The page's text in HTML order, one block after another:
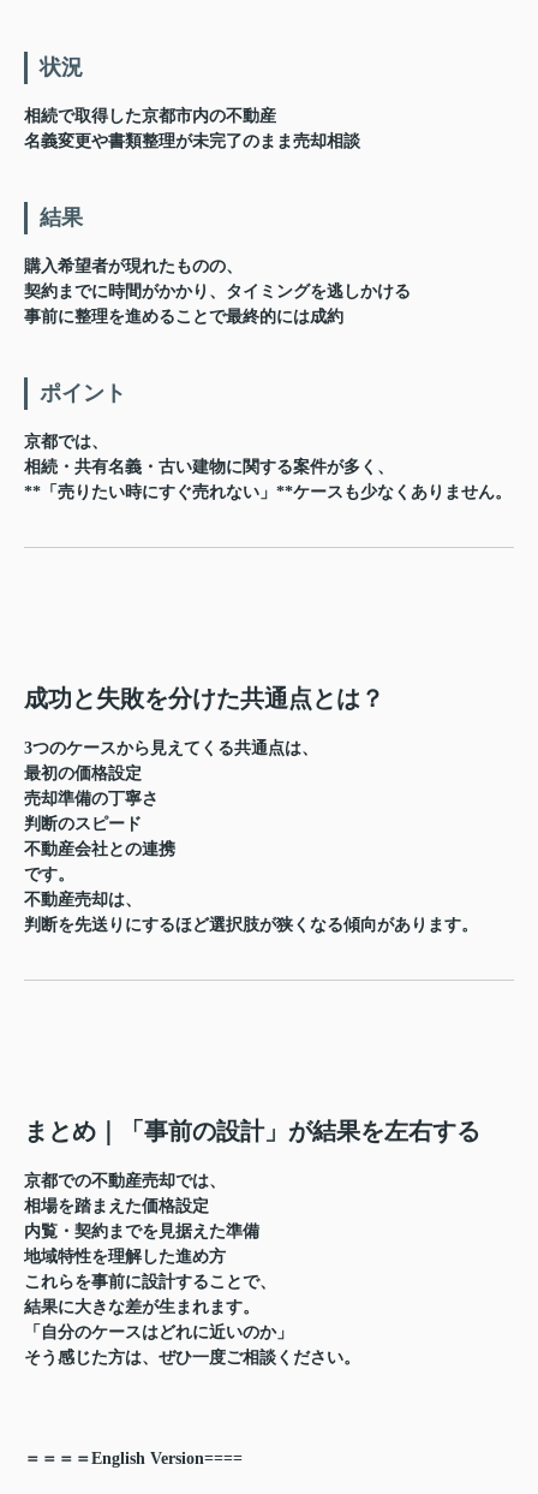
状況
相続で取得した京都市内の不動産
名義変更や書類整理が未完了のまま売却相談
結果
購入希望者が現れたものの、
契約までに時間がかかり、タイミングを逃しかける
事前に整理を進めることで最終的には成約
ポイント
京都では、
相続・共有名義・古い建物に関する案件が多く、
**「売りたい時にすぐ売れない」**ケースも少なくありません。
成功と失敗を分けた共通点とは？
3つのケースから見えてくる共通点は、
最初の価格設定
売却準備の丁寧さ
判断のスピード
不動産会社との連携
です。
不動産売却は、
判断を先送りにするほど選択肢が狭くなる傾向があります。
まとめ｜「事前の設計」が結果を左右する
京都での不動産売却では、
相場を踏まえた価格設定
内覧・契約までを見据えた準備
地域特性を理解した進め方
これらを事前に設計することで、
結果に大きな差が生まれます。
「自分のケースはどれに近いのか」
そう感じた方は、ぜひ一度ご相談ください。
＝＝＝＝English Version====